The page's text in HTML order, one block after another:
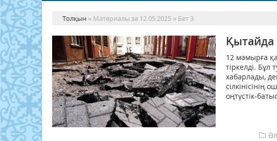
Толқын » Материалы за 12.05.2025 » Бет 3
Қытайда
12 мамырға
тіркелді.
хабарлады,
оңтүстік-